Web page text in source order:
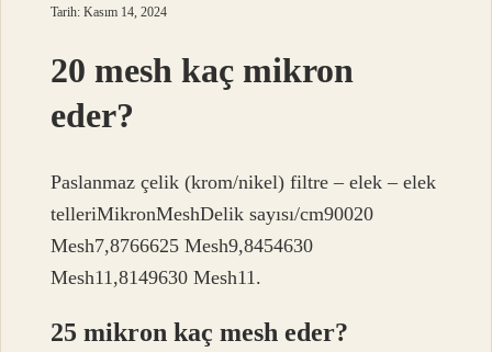
Tarih: Kasım 14, 2024
20 mesh kaç mikron
eder?
Paslanmaz çelik (krom/nikel) filtre – elek – elek
telleriMikronMeshDelik sayısı/cm90020
Mesh7,8766625 Mesh9,8454630
Mesh11,8149630 Mesh11.
25 mikron kaç mesh eder?